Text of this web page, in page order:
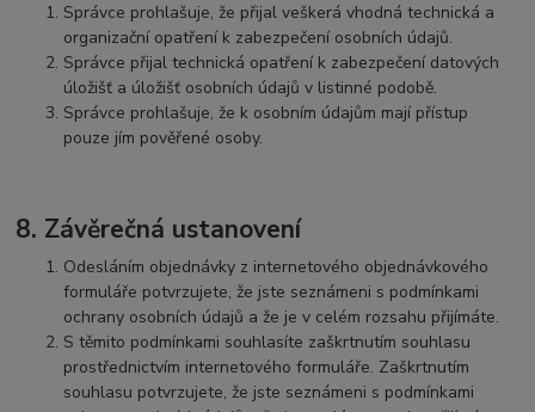
Správce prohlašuje, že přijal veškerá vhodná technická a
organizační opatření k zabezpečení osobních údajů.
Správce přijal technická opatření k zabezpečení datových
úložišť a úložišť osobních údajů v listinné podobě.
Správce prohlašuje, že k osobním údajům mají přístup
pouze jím pověřené osoby.
8. Závěrečná ustanovení
Odesláním objednávky z internetového objednávkového
formuláře potvrzujete, že jste seznámeni s podmínkami
ochrany osobních údajů a že je v celém rozsahu přijímáte.
S těmito podmínkami souhlasíte zaškrtnutím souhlasu
prostřednictvím internetového formuláře. Zaškrtnutím
souhlasu potvrzujete, že jste seznámeni s podmínkami